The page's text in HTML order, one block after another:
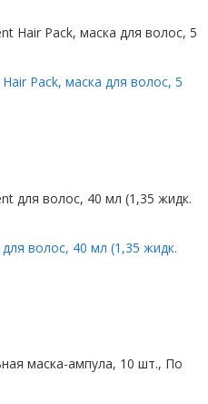
Pack, маска для волос, 5
волос, 40 мл (1,35 жидк.